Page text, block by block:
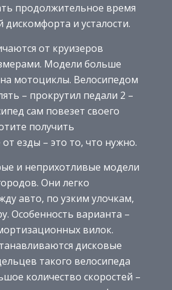
продолжительное время
и усталости.
от круизеров
Модели больше
мотоциклы. Велосипедом
– прокрутил педали 2 –
сам повезет своего
получить
езды – это то, что нужно.
и неприхотливые модели
Они легко
авто, по узким улочкам,
Особенность варианта –
вилок.
дисковые
такого велосипеда
количество скоростей –